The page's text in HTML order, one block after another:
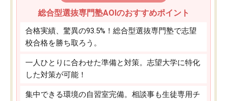
総合型選抜専門塾AOIのおすすめポイント
合格実績、驚異の93.5%！総合型選抜専門塾で志望
校合格を勝ち取ろう。
一人ひとりに合わせた準備と対策。志望大学に特化
した対策が可能！
集中できる環境の自習室完備。相談事も生徒専用チ